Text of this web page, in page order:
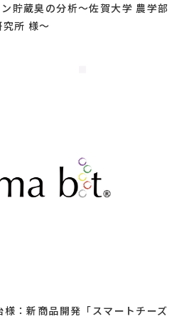
貯蔵臭の分析〜佐賀大学 農学部
所 様〜
：新商品開発「スマートチーズ